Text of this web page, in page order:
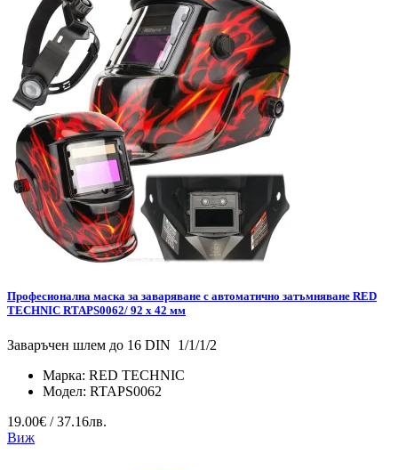
Професионална маска за заваряване с автоматично затъмняване RED
TECHNIC RTAPS0062/ 92 x 42 мм
Заваръчен шлем до 16 DIN 1/1/1/2
Марка: RED TECHNIC
Модел: RTAPS0062
19.00€ / 37.16лв.
Виж